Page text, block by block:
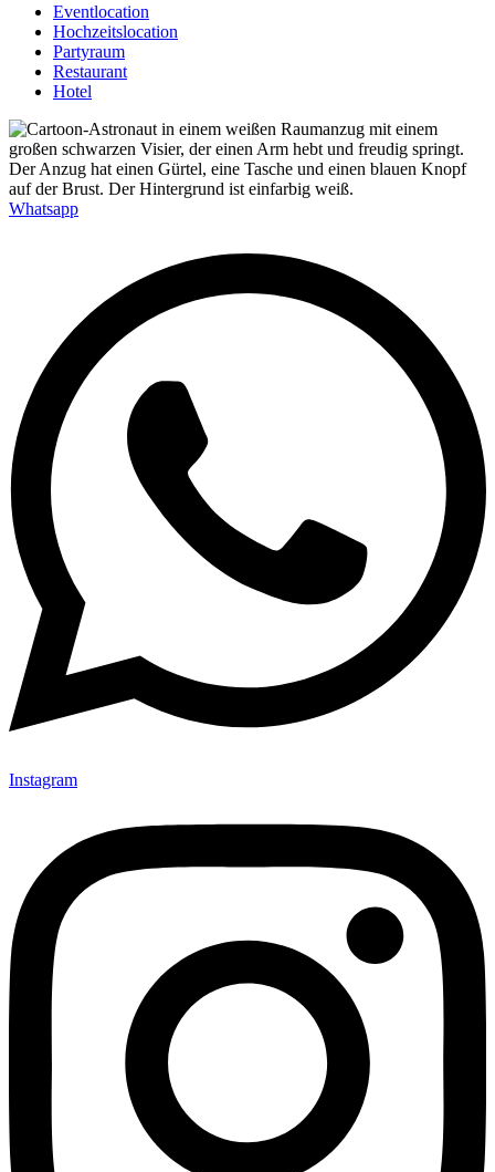
Eventlocation
Hochzeitslocation
Partyraum
Restaurant
Hotel
Whatsapp
Instagram